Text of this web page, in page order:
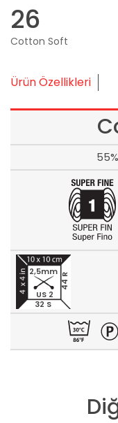
26
Cotton Soft
Ürün Özellikleri
32 S
44 R
2,5mm
US 2